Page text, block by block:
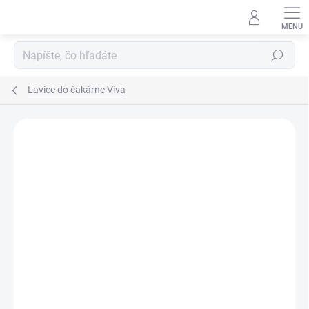
Hľadať
Lavice do čakárne Viva